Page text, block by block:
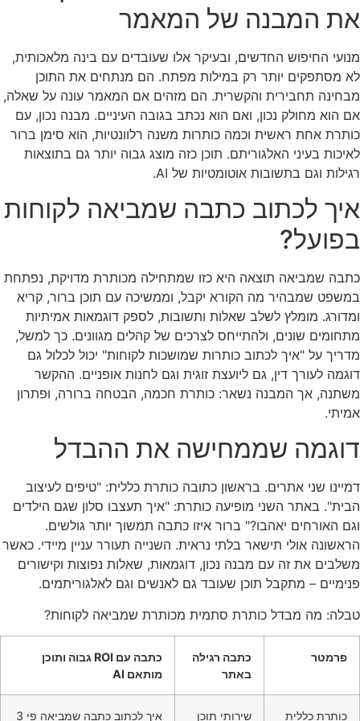
את המבנה של המאמר
מנועי החיפוש החדשים, ובעיקר אלו שעובדים עם בינה מלאכותית,
לא מסתפקים יותר רק במילות מפתח. הם מנתחים את התוכן
מבחינה תחבירית והקשרית. הם מזהים אם המאמר עונה על שאלה,
אם הוא מחולק נכון, ואם הוא נכתב בגובה העיניים. מבנה נכון, עם
כותרת אחת ראשית וכמה כותרות משנה רלוונטיות, הוא סימן ברור
לאיכות בעיני האלגוריתם. תוכן כזה מוצג גבוה יותר גם בתוצאות
רגילות וגם בתשובות אוטומטיות של AI.
איך לכתוב כתבה שמביאה לקוחות
בפועל?
כתבה שמביאה תוצאה היא כזו שמתחילה מכותרת מדויקת, נפתחת
במשפט שמבהיר מה הקורא יקבל, וממשיכה עם תוכן ברור, קריא
ומדורג. מומלץ לשלב שאלות ותשובות, לספק דוגמאות אמיתיות
מתחומים שונים, ולהתייחס לצרכים של קהלים מגוונים. כך למשל,
מדריך על "איך לכתוב כותרות שמושכות לקוחות" יכול לכלול גם
דוגמה לעורך דין, גם ליועצת זוגית וגם לחנות אופניים. ההקשר
משתנה, אך המבנה נשאר: כותרת חכמה, הבטחה ברורה, ופתרון
אמיתי.
דוגמה שממחישה את ההבדל
דמיינו שני אתרים. בראשון כתובה כותרת כללית: "טיפים לעיצוב
הבית". באתר השני מופיעה כותרת: "איך תעצבו סלון שגם הילדים
וגם האורחים יאהבו?" ברור איזו כתבה תמשוך יותר גולשים.
הראשונה אולי תישאר בלתי נראית. השנייה תעורר עניין מיידי. כאשר
משלבים את זה עם מבנה נכון, דוגמאות, שאלות נפוצות וקישורים
פנימיים – מתקבל תוכן שעובד גם לאנשים וגם לאלגוריתמים.
טבלה: מה מבדל כותרת סתמית מכותרת שמביאה לקוחות?
פרמטר
כתבה רגילה
באתר
כתבה עם ROI גבוה ותוכן
מותאם AI
כותרת כללית שירותי תוכן איך לכתוב כתבה שמביאה פי 3